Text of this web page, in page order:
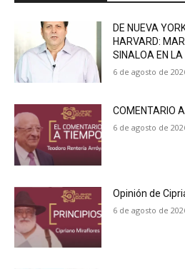
DE NUEVA
HARVARD:
SINALOA EN
6 de agosto de
COMENTARIO
6 de agosto de
Opinión de
6 de agosto de